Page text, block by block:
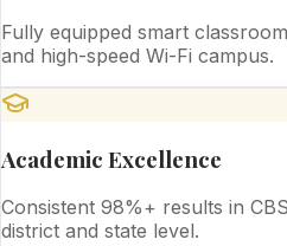
Fully equipped smart
and high-speed Wi-Fi campus.
Academic Excellence
Consistent 98%+ results in
district and state level.